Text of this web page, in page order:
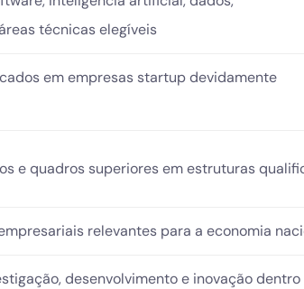
técnicas elegíveis
em empresas startup devidamente
e quadros superiores em estruturas
relevantes para a economia
desenvolvimento e inovação dentro